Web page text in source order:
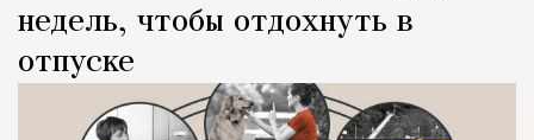
недель, чтобы отдохнуть в
отпуске